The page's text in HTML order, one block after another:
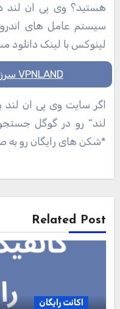
هستید؟ وی پی ان لند
سیستم عامل های
لینوکس با لینک دانلود
VPNLAND سرزمین *شکن های رایگان
اگر سایت وی پی ان لند
لند” رو در گوگل جستجو
*شکن های رایگان رو به
راهبری
Related Post
اکانت رایگان